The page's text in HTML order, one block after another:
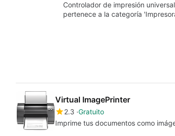
Controlador de impresión
pertenece a la categoría
Virtual ImagePrinter
2.3 Gratuito
Imprime tus documentos como